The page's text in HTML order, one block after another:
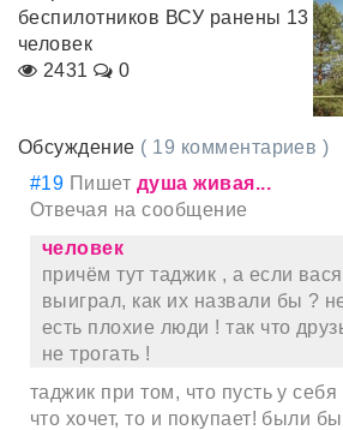
беспилотников ВСУ ранены 13
человек
2431
0
Обсуждение ( 19 комментариев )
#19 Пишет душа живая...
Отвечая на сообщение
человек
причём тут таджик , а если
выиграл, как их назвали бы ?
есть плохие люди ! так что
не трогать !
таджик при том, что пусть у
что хочет, то и покупает! были